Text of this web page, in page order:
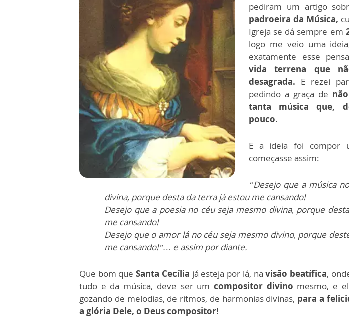
pediram um artigo
padroeira da Música,
Igreja se dá sempre em
logo me veio uma ideia
exatamente esse
vida terrena que
desagrada. E rezei
pedindo a graça de
tanta música que,
pouco.
E a ideia foi compor
começasse assim:
“Desejo que a música
divina, porque desta da terra já estou me cansando!
Desejo que a poesia no céu seja mesmo divina, porque
me cansando!
Desejo que o amor lá no céu seja mesmo divino, porque
me cansando!”… e assim por diante.
Que bom queSanta Cecília já esteja por lá, navisão beatífica,
tudo e da música, deve ser um compositor divino mesmo, e
gozando de melodias, de ritmos, de harmonias divinas, para a
a glória Dele, o Deus compositor!